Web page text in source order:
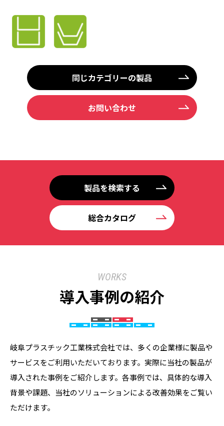
同じカテゴリーの製品
お問い合わせ
製品を検索する
総合カタログ
WORKS
導入事例の紹介
岐阜プラスチック工業株式会社では、多くの企業様に製品や
サービスをご利用いただいております。実際に当社の製品が
導入された事例をご紹介します。各事例では、具体的な導入
背景や課題、当社のソリューションによる改善効果をご覧い
ただけます。